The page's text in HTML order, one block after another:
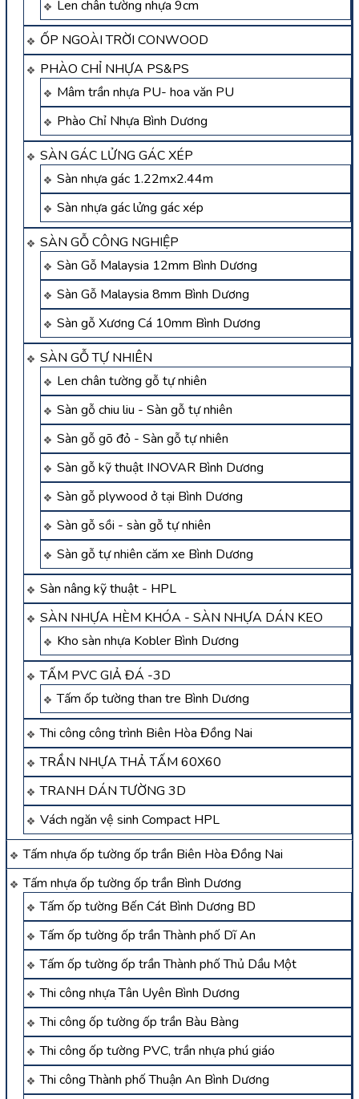
Len chân tường nhựa 9cm
ỐP NGOÀI TRỜI CONWOOD
PHÀO CHỈ NHỰA PS&PS
Mâm trần nhựa PU- hoa văn PU
Phào Chỉ Nhựa Bình Dương
SÀN GÁC LỬNG GÁC XÉP
Sàn nhựa gác 1.22mx2.44m
Sàn nhựa gác lửng gác xép
SÀN GỖ CÔNG NGHIỆP
Sàn Gỗ Malaysia 12mm Bình Dương
Sàn Gỗ Malaysia 8mm Bình Dương
Sàn gỗ Xương Cá 10mm Bình Dương
SÀN GỖ TỰ NHIÊN
Len chân tường gỗ tự nhiên
Sàn gỗ chiu liu - Sàn gỗ tự nhiên
Sàn gỗ gõ đỏ - Sàn gỗ tự nhiên
Sàn gỗ kỹ thuật INOVAR Bình Dương
Sàn gỗ plywood ở tại Bình Dương
Sàn gỗ sồi - sàn gỗ tự nhiên
Sàn gỗ tự nhiên căm xe Bình Dương
Sàn nâng kỹ thuật - HPL
SÀN NHỰA HÈM KHÓA - SÀN NHỰA DÁN KEO
Kho sàn nhựa Kobler Bình Dương
TẤM PVC GIẢ ĐÁ -3D
Tấm ốp tường than tre Bình Dương
Thi công công trình Biên Hòa Đồng Nai
TRẦN NHỰA THẢ TẤM 60X60
TRANH DÁN TƯỜNG 3D
Vách ngăn vệ sinh Compact HPL
Tấm nhựa ốp tường ốp trần Biên Hòa Đồng Nai
Tấm nhựa ốp tường ốp trần Bình Dương
Tấm ốp tường Bến Cát Bình Dương BD
Tấm ốp tường ốp trần Thành phố Dĩ An
Tấm ốp tường ốp trần Thành phố Thủ Dầu Một
Thi công nhựa Tân Uyên Bình Dương
Thi công ốp tường ốp trần Bàu Bàng
Thi công ốp tường PVC, trần nhựa phú giáo
Thi công Thành phố Thuận An Bình Dương